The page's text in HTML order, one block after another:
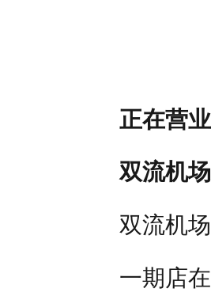
正在营
双流机
双流机
一期店